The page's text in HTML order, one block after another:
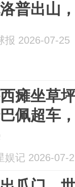
普出山
报 2026-07-25
瘫坐草
佩超车
娱记 2026-07-